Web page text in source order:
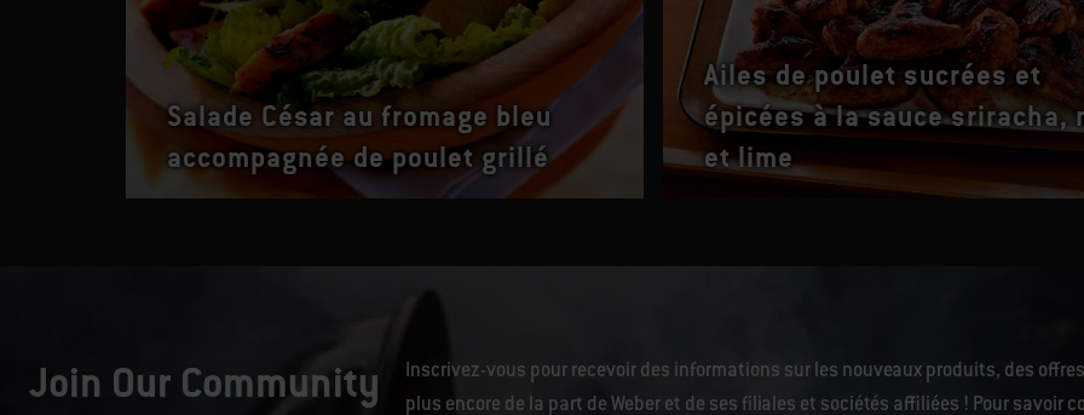
Salade César au fromage bleu
accompagnée de poulet grillé
Ailes de poulet sucrées et
épicées à la sauce sriracha,
et lime
Join Our Community
Inscrivez-vous pour recevoir des informations sur les nouveaux produits, des
plus encore de la part de Weber et de ses filiales et sociétés affiliées ! Pour